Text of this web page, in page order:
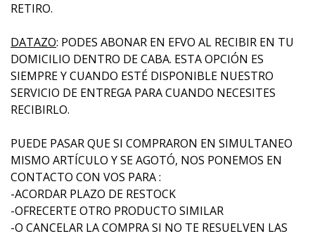
RETIRO.
DATAZO: PODES ABONAR EN EFVO AL RECIBIR EN TU
DOMICILIO DENTRO DE CABA. ESTA OPCIÓN ES
SIEMPRE Y CUANDO ESTÉ DISPONIBLE NUESTRO
SERVICIO DE ENTREGA PARA CUANDO NECESITES
RECIBIRLO.
PUEDE PASAR QUE SI COMPRARON EN SIMULTANEO
MISMO ARTÍCULO Y SE AGOTÓ, NOS PONEMOS EN
CONTACTO CON VOS PARA :
-ACORDAR PLAZO DE RESTOCK
-OFRECERTE OTRO PRODUCTO SIMILAR
-O CANCELAR LA COMPRA SI NO TE RESUELVEN LAS